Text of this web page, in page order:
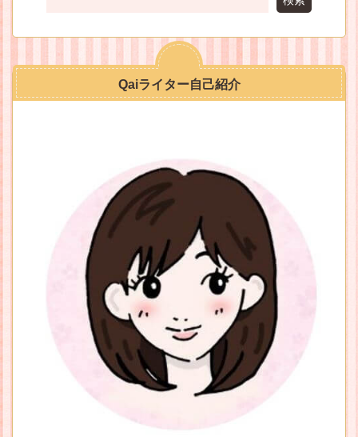
Qaiライター自己紹介